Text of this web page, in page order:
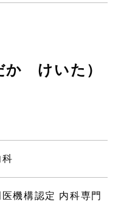
けいた）
医機構認定 内科専門